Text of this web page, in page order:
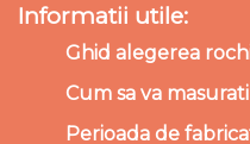
Informatii utile:
Ghid alegerea
Cum sa va masurati
Perioada de